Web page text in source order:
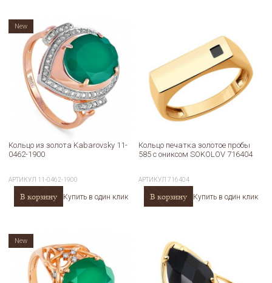
Кольцо из золота Kabarovsky 11-
0462-1900
АРТИКУЛ 11-0462-1900
В корзину Купить в один клик
New
Кольцо печатка золотое пробы
585 с ониксом SOKOLOV 716404
АРТИКУЛ 716404
В корзину Купить в один клик
New